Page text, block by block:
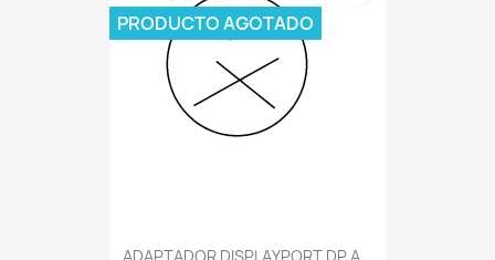
ADAPTADOR DISPLAYPORT DP A...
PRODUCTO AGOTADO